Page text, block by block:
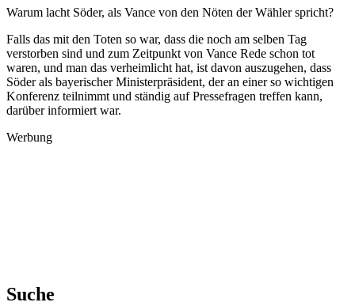
Warum lacht Söder, als Vance von den Nöten der Wähler spricht?
Falls das mit den Toten so war, dass die noch am selben Tag
verstorben sind und zum Zeitpunkt von Vance Rede schon tot
waren, und man das verheimlicht hat, ist davon auszugehen, dass
Söder als bayerischer Ministerpräsident, der an einer so wichtigen
Konferenz teilnimmt und ständig auf Pressefragen treffen kann,
darüber informiert war.
Werbung
Suche